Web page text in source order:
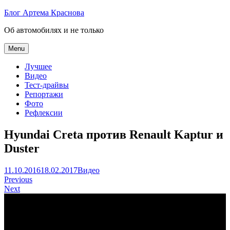
Skip
content
Блог Артема Краснова
Об автомобилях и не только
Menu
Лучшее
Видео
Тест-драйвы
Репортажи
Фото
Рефлексии
Hyundai Creta против Renault Kaptur и
Duster
Артем
Краснов
11.10.201618.02.2017Видео
Навигация
по
Previous
Next